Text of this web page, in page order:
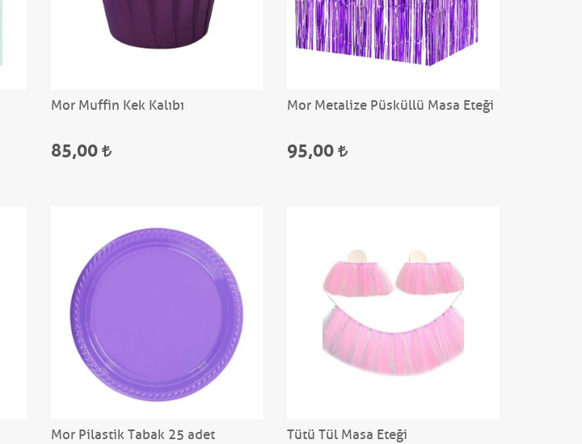
Mor Muffin Kek Kalıbı
85,00
Mor Metalize Püsküllü Masa Eteği
95,00
Mor Pilastik Tabak 25 adet Tütü Tül Masa Eteği